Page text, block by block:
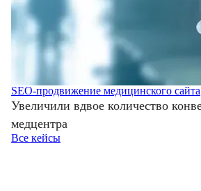
SEO-продвижение медицинского сайта
Увеличили вдвое количество
медцентра
Все кейсы